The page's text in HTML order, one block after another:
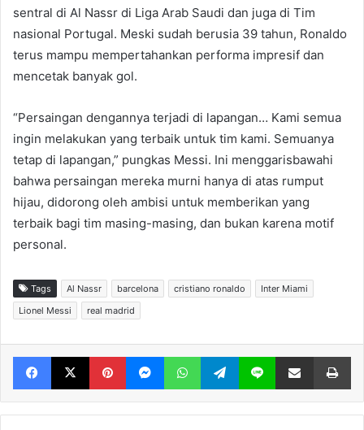
sentral di Al Nassr di Liga Arab Saudi dan juga di Tim
nasional Portugal. Meski sudah berusia 39 tahun, Ronaldo
terus mampu mempertahankan performa impresif dan
mencetak banyak gol.
“Persaingan dengannya terjadi di lapangan… Kami semua
ingin melakukan yang terbaik untuk tim kami. Semuanya
tetap di lapangan,” pungkas Messi. Ini menggarisbawahi
bahwa persaingan mereka murni hanya di atas rumput
hijau, didorong oleh ambisi untuk memberikan yang
terbaik bagi tim masing-masing, dan bukan karena motif
personal.
Tags Al Nassr barcelona cristiano ronaldo
Inter Miami
Lionel Messi
real madrid
Facebook X Pinterest Messenger WhatsApp Telegram Line Share via Email